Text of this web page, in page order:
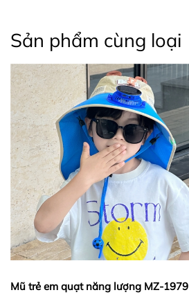
Sản phẩm cùng loại
Mũ trẻ em quạt năng lượng MZ-1979